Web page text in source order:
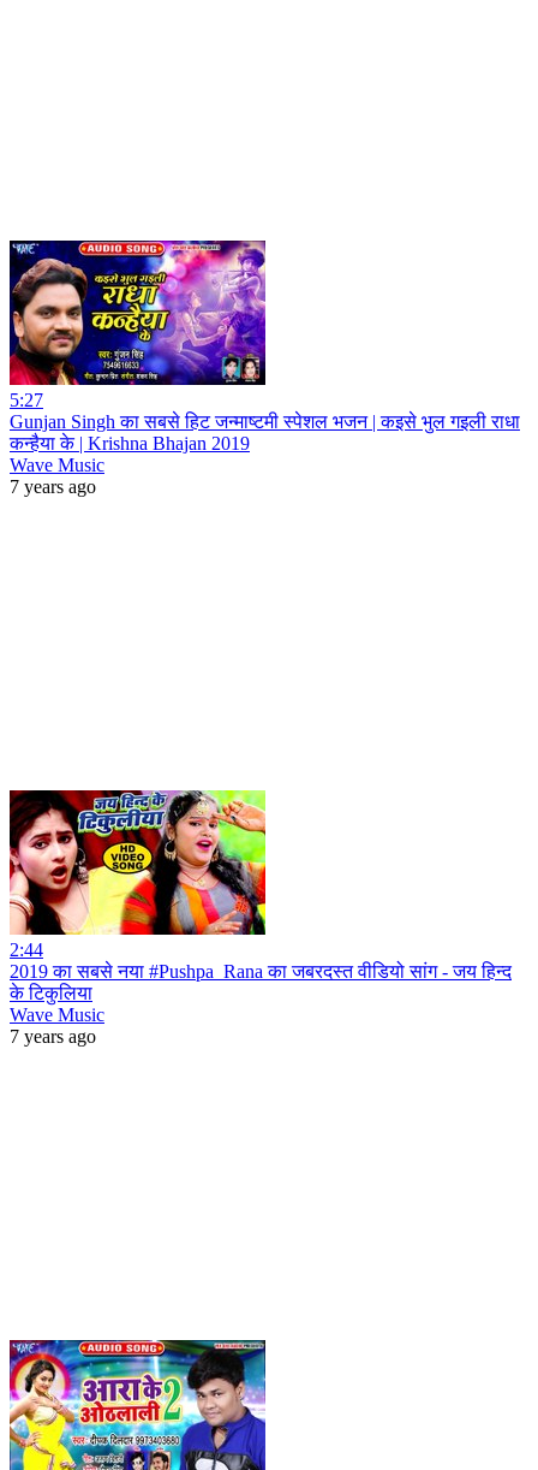
5:27
Gunjan Singh का सबसे हिट जन्माष्टमी स्पेशल भजन | कइसे भुल गइली राधा
कन्हैया के | Krishna Bhajan 2019
Wave Music
7 years ago
2:44
2019 का सबसे नया #Pushpa_Rana का जबरदस्त वीडियो सांग - जय हिन्द
के टिकुलिया
Wave Music
7 years ago